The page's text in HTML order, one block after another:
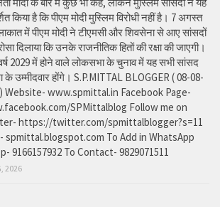
किया है कि पीएम मोदी मुस्लिम विरोधी नहीं है। 7 अगस्त
में पीएम मोदी ने टीएमसी और शिवसेना से आए सांसदों
दिलाया कि उनके राजनीतिक हितों की रक्षा की जाएगी।
2029 में होने वाले लोकसभा के चुनाव में यह सभी सांसद
के उम्मीदवार होंगे। S.P.MITTAL BLOGGER ( 08-08-
Website- www.spmittal.in Facebook Page-
SPMittalblog Follow me on
https://twitter.com/spmittalblogger?s=11
spmittal.blogspot.com To Add in WhatsApp
9166157932 To Contact- 9829071511
2026